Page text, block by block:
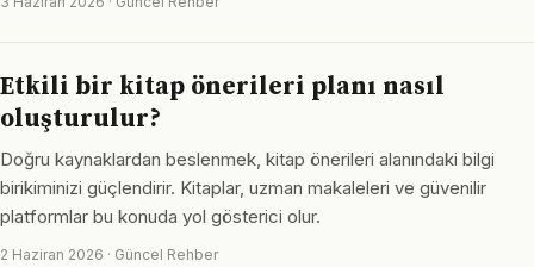
Etkili bir kitap önerileri planı nasıl
oluşturulur?
Doğru kaynaklardan beslenmek, kitap önerileri alanındaki bilgi
birikiminizi güçlendirir. Kitaplar, uzman makaleleri ve güvenilir
platformlar bu konuda yol gösterici olur.
2 Haziran 2026 · Güncel Rehber